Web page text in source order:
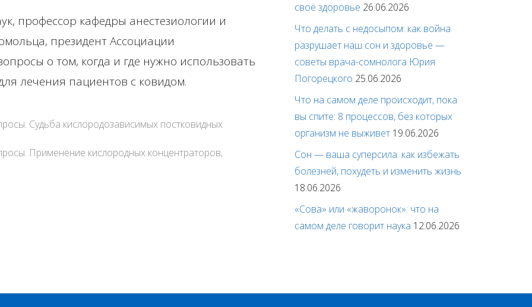
профессор кафедры анестезиологии и
президент Ассоциации
о том, когда и где нужно использовать
лечения пациентов с ковидом.
Судьба кислородозависимых постковидных
Применение кислородных концентраторов,
своё здоровье 26.06.2026
Что делать с недосыпом: как война
разрушает наш сон и здоровье —
советы врача-сомнолога Юрия
Погорецкого 25.06.2026
Что на самом деле происходит, пока
вы спите: 8 процессов, без которых
организм не выживет 19.06.2026
Сон — ваша суперсила: как избежать
болезней, похудеть и изменить жизнь
18.06.2026
«Сова» или «жаворонок»: что на
самом деле говорит наука 12.06.2026